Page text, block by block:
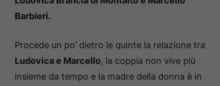
Barbieri.
Procede un po’ dietro le quinte la relazione tra
Ludovica e Marcello, la coppia non vive più
insieme da tempo e la madre della donna è in